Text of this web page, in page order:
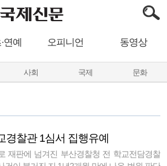
연예 오피니언 동영상
사회 국제 문화
경찰관 1심서 집행유예
재판에 넘겨진 부산경찰청 전 학교전담경찰